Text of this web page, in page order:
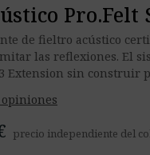
Pro.Felt
de fieltro acústico
las reflexiones. El
Extension sin construir
opiniones
precio independiente del